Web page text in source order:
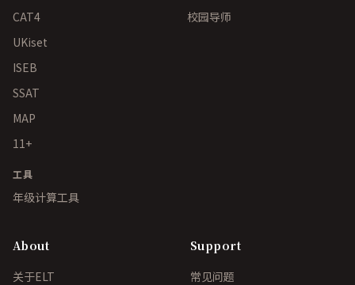
CAT4
UKiset
ISEB
SSAT
MAP
11+
校园导师
工具
年级计算工具
About
关于ELT
Support
常见问题